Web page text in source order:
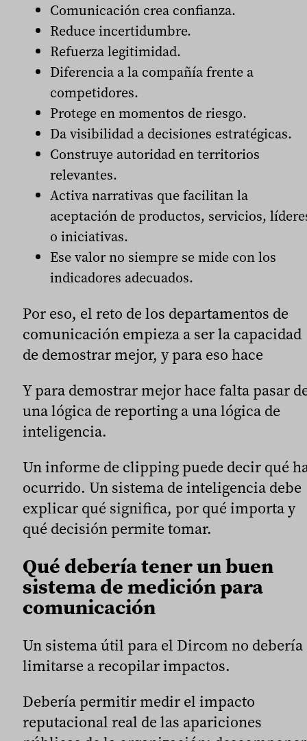
Comunicación crea confianza.
Reduce incertidumbre.
Refuerza legitimidad.
Diferencia a la compañía frente a
competidores.
Protege en momentos de riesgo.
Da visibilidad a decisiones estratégicas.
Construye autoridad en territorios
relevantes.
Activa narrativas que facilitan la
aceptación de productos, servicios,
o iniciativas.
Ese valor no siempre se mide con los
indicadores adecuados.
Por eso, el reto de los departamentos de
comunicación empieza a ser la capacidad
de demostrar mejor, y para eso hace
Y para demostrar mejor hace falta pasar
una lógica de reporting a una lógica de
inteligencia.
Un informe de clipping puede decir qué
ocurrido. Un sistema de inteligencia debe
explicar qué significa, por qué importa y
qué decisión permite tomar.
Qué debería tener un buen
sistema de medición para
comunicación
Un sistema útil para el Dircom no debería
limitarse a recopilar impactos.
Debería permitir medir el impacto
reputacional real de las apariciones